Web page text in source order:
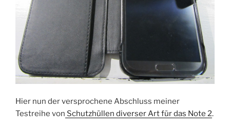
Hier nun der versprochene Abschluss meiner
Testreihe von Schutzhüllen diverser Art für das Note 2.